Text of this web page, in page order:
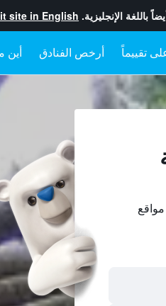
باللغة الإنجليزية. site in English
تقييماً أرخص الفنادق أين